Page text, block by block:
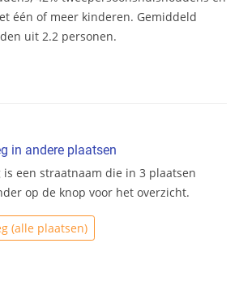
één of meer kinderen. Gemiddeld
uit 2.2 personen.
in andere plaatsen
een straatnaam die in 3 plaatsen
op de knop voor het overzicht.
(alle plaatsen)